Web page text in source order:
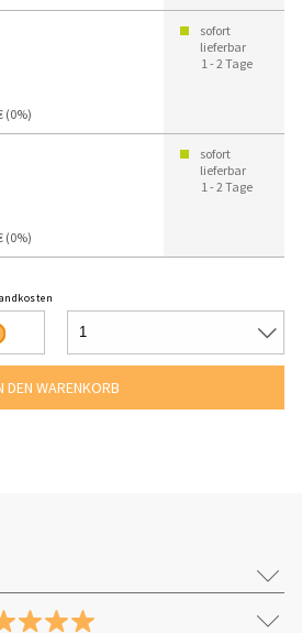
(0%)
sofort
lieferbar
1 - 2 Tage
(0%)
sofort
lieferbar
1 - 2 Tage